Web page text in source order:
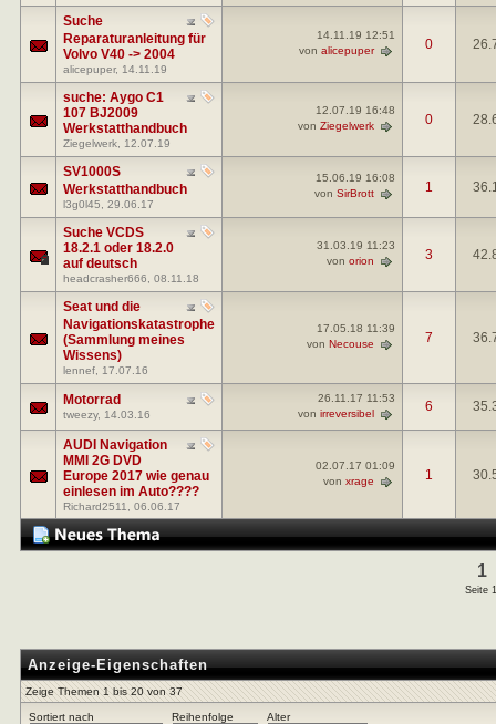
Suche
Reparaturanleitung für
Volvo V40 -> 2004
alicepuper, 14.11.19
14.11.19 12:51
von alicepuper 0
suche: Aygo C1
107 BJ2009
Werkstatthandbuch
Ziegelwerk , 12.07.19
12.07.19 16:48
von Ziegelwerk 0
SV1000S
Werkstatthandbuch
l3g0l45 , 29.06.17
15.06.19 16:08
von SirBrott 1
Suche VCDS
18.2.1 oder 18.2.0
auf deutsch
headcrasher666 , 08.11.18
31.03.19 11:23
von orion 3
Seat und die
Navigationskatastrophe
(Sammlung meines
Wissens)
lennef , 17.07.16
17.05.18 11:39
von Necouse 7
Motorrad
tweezy, 14.03.16
26.11.17 11:53
von irreversibel 6
AUDI Navigation
MMI 2G DVD
Europe 2017 wie genau
einlesen im Auto????
Richard2511 , 06.06.17
02.07.17 01:09
von xrage 1
1
Seite
Anzeige-Eigenschaften
Zeige Themen 1 bis 20 von 37
Sortiert nach Reihenfolge Alter